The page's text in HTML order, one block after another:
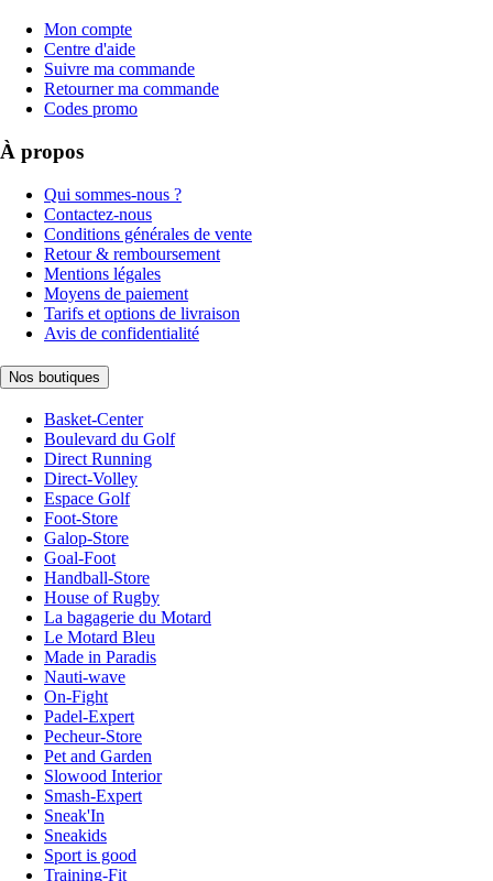
Mon compte
Centre d'aide
Suivre ma commande
Retourner ma commande
Codes promo
À propos
Qui sommes-nous ?
Contactez-nous
Conditions générales de vente
Retour & remboursement
Mentions légales
Moyens de paiement
Tarifs et options de livraison
Avis de confidentialité
Nos boutiques
Basket-Center
Boulevard du Golf
Direct Running
Direct-Volley
Espace Golf
Foot-Store
Galop-Store
Goal-Foot
Handball-Store
House of Rugby
La bagagerie du Motard
Le Motard Bleu
Made in Paradis
Nauti-wave
On-Fight
Padel-Expert
Pecheur-Store
Pet and Garden
Slowood Interior
Smash-Expert
Sneak'In
Sneakids
Sport is good
Training-Fit